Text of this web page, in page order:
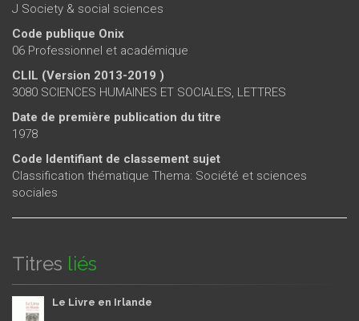
J Society & social sciences
Code publique Onix
06 Professionnel et académique
CLIL (Version 2013-2019 )
3080 SCIENCES HUMAINES ET SOCIALES, LETTRES
Date de première publication du titre
1978
Code Identifiant de classement sujet
Classification thématique Thema: Société et sciences
sociales
Titres liés
Le Livre en Irlande